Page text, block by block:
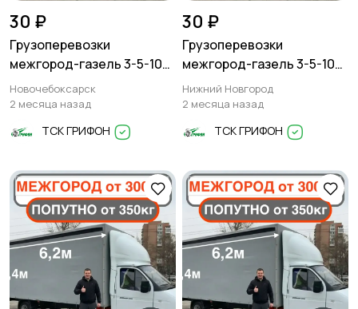
30 ₽
Грузоперевозки
межгород-газель 3-5-10
тонн
Новочебоксарск
2 месяца назад
ТСК ГРИФОН
30 ₽
Грузоперевозки
межгород-газель 3-5-10
тонн
Нижний Новгород
2 месяца назад
ТСК ГРИФОН